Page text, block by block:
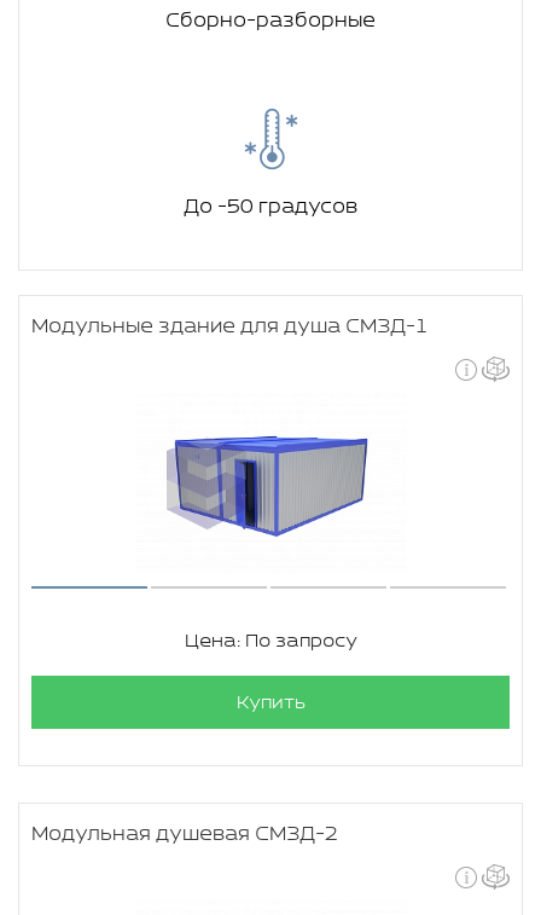
Сборно-разборные
До -50 градусов
Модульные здание для душа СМЗД-1
Цена: По запросу
Купить
Модульная душевая СМЗД-2